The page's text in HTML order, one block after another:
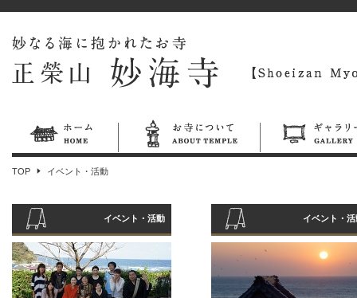
TOP イベント・活動
イベント・活動 イベント・活